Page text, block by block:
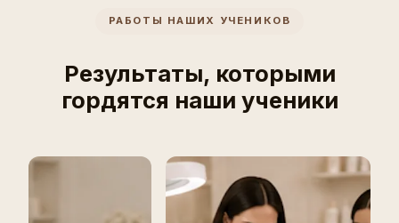
РАБОТЫ НАШИХ УЧЕНИКОВ
Результаты, которыми
гордятся наши ученики